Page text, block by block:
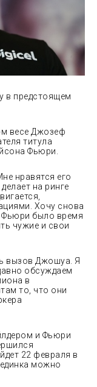
в предстоящем
весе Джозеф
титула
Фьюри.
нравятся его
на ринге
Хочу снова
Фьюри было время
чужие и свои
вызов Джошуа. Я
обсуждаем
в
то, что они
и Фьюри
22 февраля в
можно